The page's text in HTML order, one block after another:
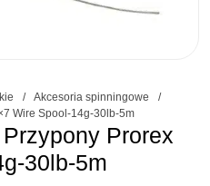
/ Akcesoria spinningowe
/
Wire Spool-14g-30lb-5m
Prorex
30lb-5m